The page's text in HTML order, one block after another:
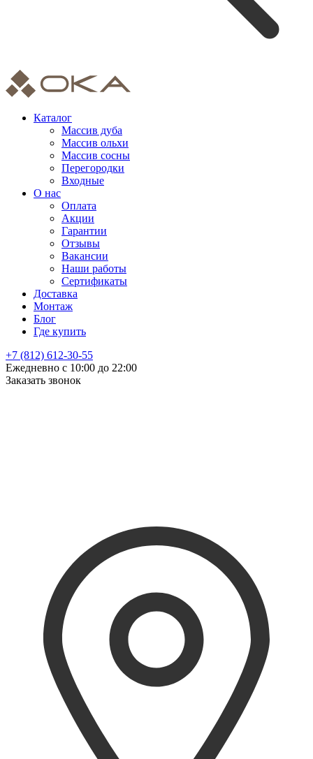
Каталог
Массив дуба
Массив ольхи
Массив сосны
Перегородки
Входные
О нас
Оплата
Акции
Гарантии
Отзывы
Вакансии
Наши работы
Сертификаты
Доставка
Монтаж
Блог
Где купить
+7 (812) 612-30-55
Ежедневно с 10:00 до 22:00
Заказать звонок